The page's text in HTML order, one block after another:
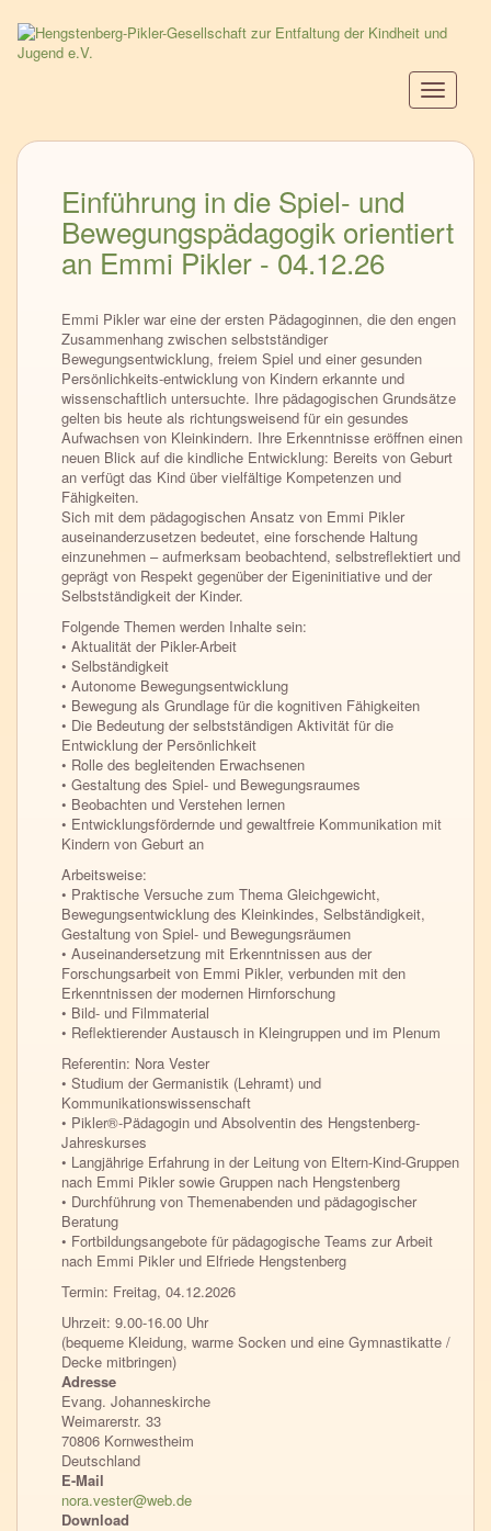
Direkt
zum
Einführung in die Spiel- und
Bewegungspädagogik orientiert
an Emmi Pikler - 04.12.26
Emmi Pikler war eine der ersten Pädagoginnen, die den engen
Zusammenhang zwischen selbstständiger
Bewegungsentwicklung, freiem Spiel und einer gesunden
Persönlichkeits-entwicklung von Kindern erkannte und
wissenschaftlich untersuchte. Ihre pädagogischen Grundsätze
gelten bis heute als richtungsweisend für ein gesundes
Aufwachsen von Kleinkindern. Ihre Erkenntnisse eröffnen einen
neuen Blick auf die kindliche Entwicklung: Bereits von Geburt
an verfügt das Kind über vielfältige Kompetenzen und
Fähigkeiten.
Sich mit dem pädagogischen Ansatz von Emmi Pikler
auseinanderzusetzen bedeutet, eine forschende Haltung
einzunehmen – aufmerksam beobachtend, selbstreflektiert und
geprägt von Respekt gegenüber der Eigeninitiative und der
Selbstständigkeit der Kinder.
Folgende Themen werden Inhalte sein:
• Aktualität der Pikler-Arbeit
• Selbständigkeit
• Autonome Bewegungsentwicklung
• Bewegung als Grundlage für die kognitiven Fähigkeiten
• Die Bedeutung der selbstständigen Aktivität für die
Entwicklung der Persönlichkeit
• Rolle des begleitenden Erwachsenen
• Gestaltung des Spiel- und Bewegungsraumes
• Beobachten und Verstehen lernen
• Entwicklungsfördernde und gewaltfreie Kommunikation mit
Kindern von Geburt an
Arbeitsweise:
• Praktische Versuche zum Thema Gleichgewicht,
Bewegungsentwicklung des Kleinkindes, Selbständigkeit,
Gestaltung von Spiel- und Bewegungsräumen
• Auseinandersetzung mit Erkenntnissen aus der
Forschungsarbeit von Emmi Pikler, verbunden mit den
Erkenntnissen der modernen Hirnforschung
• Bild- und Filmmaterial
• Reflektierender Austausch in Kleingruppen und im Plenum
Referentin: Nora Vester
• Studium der Germanistik (Lehramt) und
Kommunikationswissenschaft
• Pikler®-Pädagogin und Absolventin des Hengstenberg-
Jahreskurses
• Langjährige Erfahrung in der Leitung von Eltern-Kind-Gruppen
nach Emmi Pikler sowie Gruppen nach Hengstenberg
• Durchführung von Themenabenden und pädagogischer
Beratung
• Fortbildungsangebote für pädagogische Teams zur Arbeit
nach Emmi Pikler und Elfriede Hengstenberg
Termin: Freitag, 04.12.2026
Uhrzeit: 9.00-16.00 Uhr
(bequeme Kleidung, warme Socken und eine Gymnastikatte /
Decke mitbringen)
Adresse
Evang. Johanneskirche
Weimarerstr. 33
70806 Kornwestheim
Deutschland
E-Mail
nora.vester@web.de
Download